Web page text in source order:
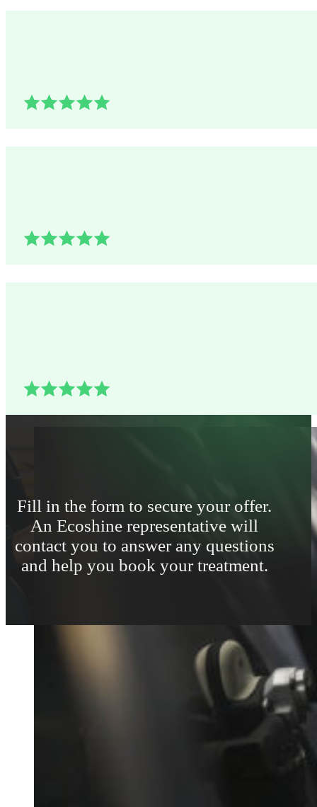
Fill in the form to secure your offer.
An Ecoshine representative will
contact you to answer any questions
and help you book your treatment.